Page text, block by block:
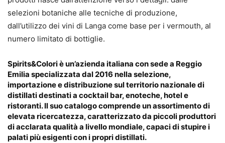
selezioni botaniche alle tecniche di produzione,
dall’utilizzo dei vini di Langa come base per i vermouth, al
numero limitato di bottiglie.
Spirits&Coloriè un’azienda italiana con sede a Reggio
Emilia specializzata dal 2016 nella selezione,
importazione e distribuzione sul territorio nazionale di
distillati destinati a cocktail bar, enoteche, hotel e
ristoranti. Il suo catalogo comprende un assortimento di
elevata ricercatezza, caratterizzato da piccoli produttori
di acclarata qualità a livello mondiale, capaci di stupire i
palati più esigenti con i propri distillati.